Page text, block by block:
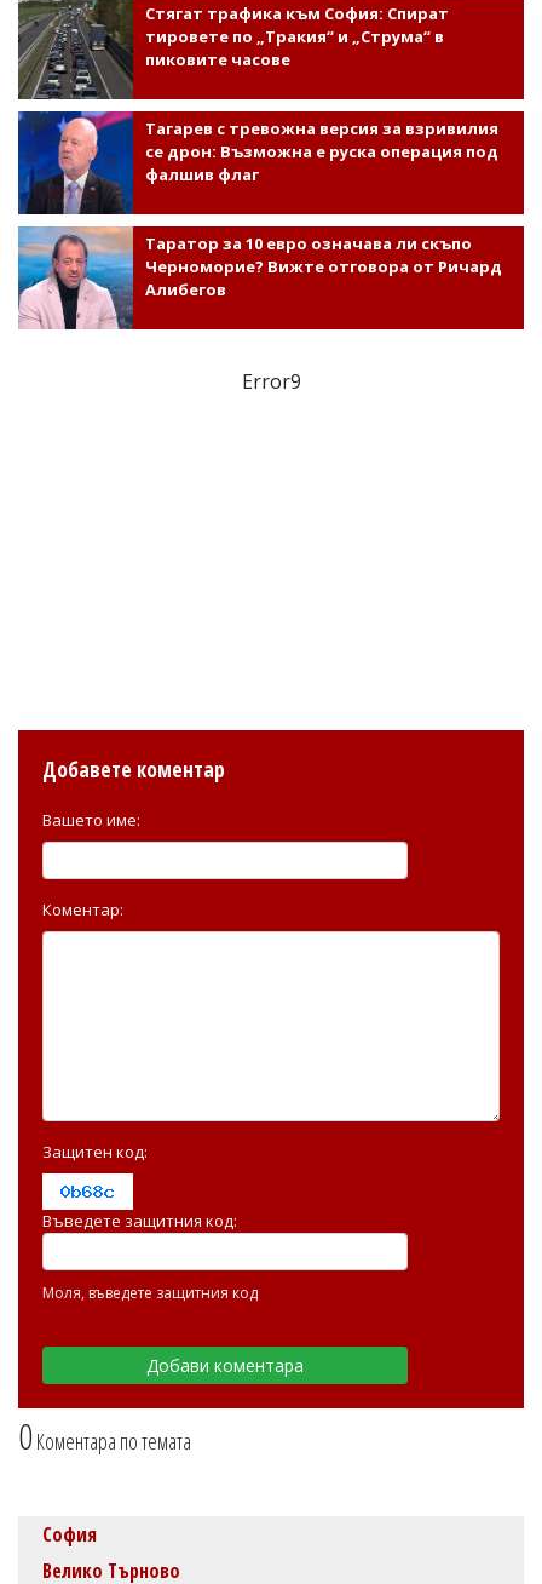
Стягат трафика към София: Спират
тировете по „Тракия“ и „Струма“ в
пиковите часове
Тагарев с тревожна версия за взривилия
се дрон: Възможна е руска операция под
фалшив флаг
Таратор за 10 евро означава ли скъпо
Черноморие? Вижте отговора от Ричард
Алибегов
Error9
0Коментара по темата
Добавете коментар
Вашето име:
Коментар:
Защитен код:
Въведете защитния код:
Моля, въведете защитния код
София
Велико Търново